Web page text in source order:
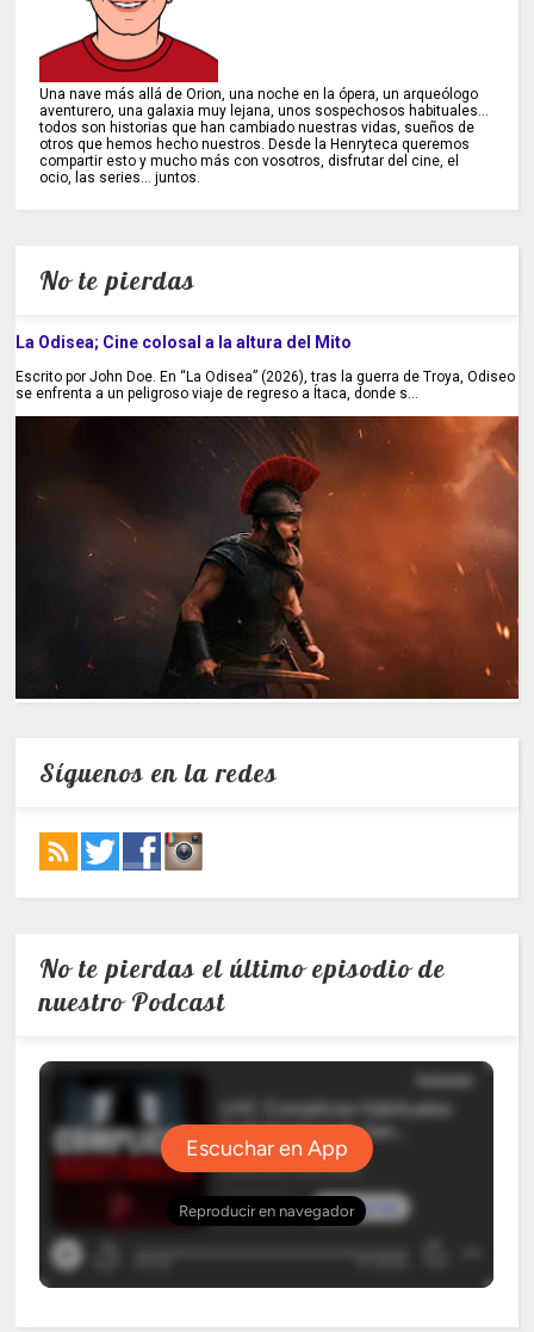
Una nave más allá de Orion, una noche en la ópera, un arqueólogo
aventurero, una galaxia muy lejana, unos sospechosos habituales...
todos son historias que han cambiado nuestras vidas, sueños de
otros que hemos hecho nuestros. Desde la Henryteca queremos
compartir esto y mucho más con vosotros, disfrutar del cine, el
ocio, las series... juntos.
No te pierdas
La Odisea; Cine colosal a la altura del Mito
Escrito por John Doe. En “La Odisea” (2026), tras la guerra de Troya, Odiseo
se enfrenta a un peligroso viaje de regreso a Ítaca, donde s...
Síguenos en la redes
No te pierdas el último episodio de
nuestro Podcast